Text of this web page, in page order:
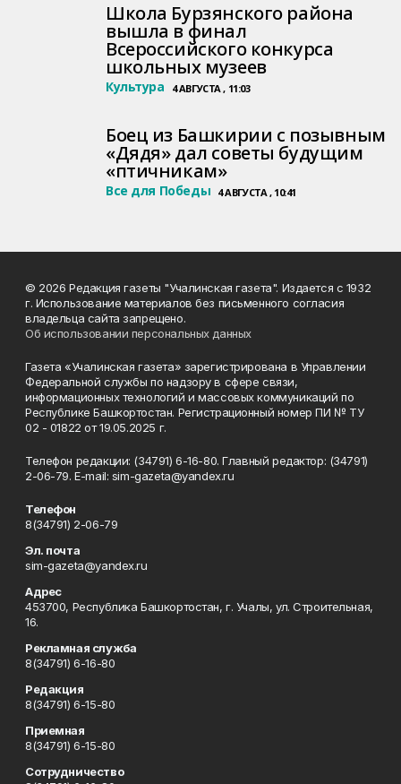
Школа Бурзянского района
вышла в финал
Всероссийского конкурса
школьных музеев
Культура 4 АВГУСТА , 11:03
Боец из Башкирии с позывным
«Дядя» дал советы будущим
«птичникам»
Все для Победы 4 АВГУСТА , 10:41
© 2026 Редакция газеты "Учалинская газета". Издается с 1932
г. Использование материалов без письменного согласия
владельца сайта запрещено.
Об использовании персональных данных
Газета «Учалинская газета» зарегистрирована в Управлении
Федеральной службы по надзору в сфере связи,
информационных технологий и массовых коммуникаций по
Республике Башкортостан. Регистрационный номер ПИ № ТУ
02 - 01822 от 19.05.2025 г.
Телефон редакции: (34791) 6-16-80. Главный редактор: (34791)
2-06-79. Е-mаil: sim-gazeta@yandex.ru
Телефон
8(34791) 2-06-79
Эл. почта
sim-gazeta@yandex.ru
Адрес
453700, Республика Башкортостан, г. Учалы, ул. Строительная,
16.
Рекламная служба
8(34791) 6-16-80
Редакция
8(34791) 6-15-80
Приемная
8(34791) 6-15-80
Сотрудничество